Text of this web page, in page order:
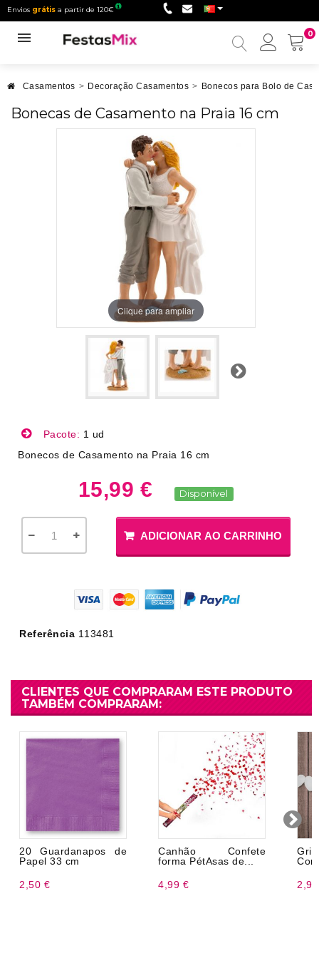
Envios grátis a partir de 120€
0
Minha
Casamentos > Decoração Casamentos > Bonecos para Bolo de
Bonecas de Casamento na Praia 16 cm
Clique para ampliar
Próximo
Pacote: 1 ud
Bonecos de Casamento na Praia 16 cm
15,99 € Disponível
ADICIONAR AO CARRINHO
Referência 113481
CLIENTES QUE COMPRARAM ESTE PRODUTO
TAMBÉM COMPRARAM:
20 Guardanapos de
Papel 33 cm
2,50 €
Canhão Confete
forma PétAsas de...
4,99 €